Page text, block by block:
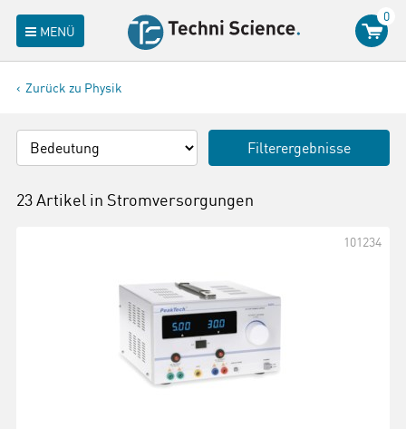
MENÜ
0
Zurück zu Physik
Filterergebnisse
23 Artikel in Stromversorgungen
101234